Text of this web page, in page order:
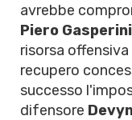
avrebbe
Piero Gasperini
risorsa
recupero
successo
difensore